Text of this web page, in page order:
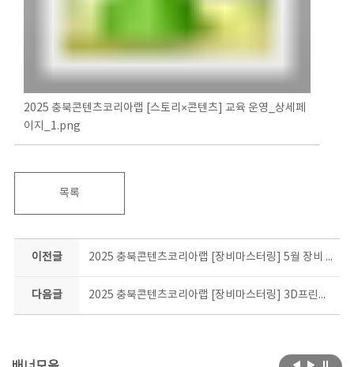
2025 충북콘텐츠코리아랩 [스토리×콘텐츠] 교육 운영_상세페
이지_1.png
목록
이전글 2025 충북콘텐츠코리아랩 [장비마스터링] 5월 장비 필수교육 참가자 모집
다음글 2025 충북콘텐츠코리아랩 [장비마스터링] 3D프린터 응용과정 1기 합격자 안내